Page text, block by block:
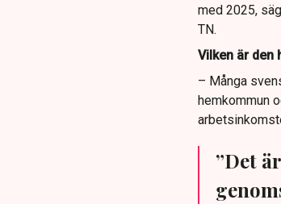
med 2025,
TN.
Vilken är den
– Många
hemkommun
”Det